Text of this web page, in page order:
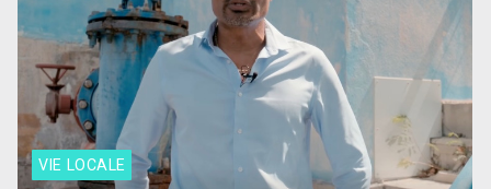
VIE LOCALE